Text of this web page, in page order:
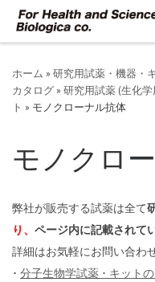
コンテンツへスキップ
ホーム » 研究用試薬・機器・
カタログ » 研究用試薬 (生化学
ト » モノクローナル抗体
モノクロ
弊社が販売する試薬は全て
り、 ページ内に記載されて
詳細はお気軽にお問い合わ
･ 分子生物学試薬 ･ キット